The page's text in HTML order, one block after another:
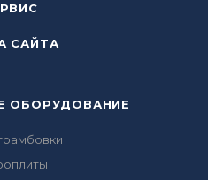
САЙТА
ОБОРУДОВАНИЕ